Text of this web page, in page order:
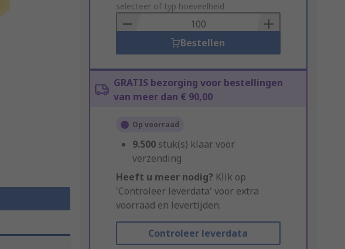
to
Basket
selecteer of typ hoeveelheid
Bestellen
GRATIS bezorging voor bestellingen
van meer dan € 90,00
Op voorraad
9.500 stuk(s) klaar voor
verzending
Heeft u meer nodig? Klik op
'Controleer leverdata' voor extra
voorraad en levertijden.
Controleer leverdata